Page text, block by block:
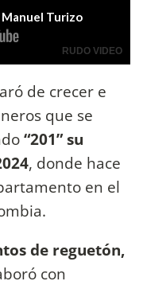
de crecer e
que se
“201” su
, donde hace
en el
de reguetón,
con